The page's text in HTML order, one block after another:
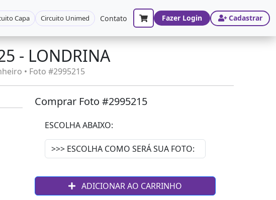
Capa Circuito Unimed Contato Fazer Login Cadastrar
- LONDRINA
• Foto #2995215
Comprar Foto #2995215
ESCOLHA ABAIXO:
ADICIONAR AO CARRINHO